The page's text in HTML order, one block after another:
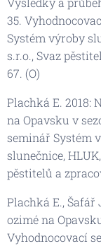
35.
Systém výroby
s.r.o., Svaz
67. (O)
Plachká E. 2018:
na Opavsku v
seminář Systém
slunečnice, HLUK,
pěstitelů a
Plachká E.,
ozimé na
Vyhodnocovací